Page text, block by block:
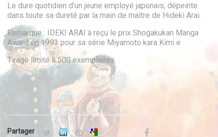
Le dure quotidien d’un jeune employé japonais, dépeinte
dans toute sa dureté par la main de maître de Hideki Arai.
Remarque : IDEKI ARAI à reçu le prix Shogakukan Manga
Award en 1993 pour sa série Miyamoto kara Kimi e
Tirage limité à 500 exemplaires
Partager